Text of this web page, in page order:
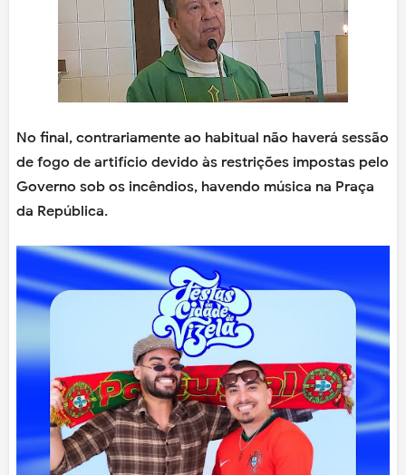
No final, contrariamente ao habitual não haverá sessão
de fogo de artifício devido às restrições impostas pelo
Governo sob os incêndios, havendo música na Praça
da República.